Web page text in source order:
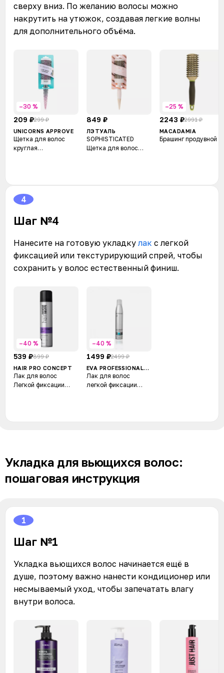
сверху вниз. По желанию волосы можно
накрутить на утюжок, создавая легкие волны
для дополнительного объёма.
–30 %
209 ₽299 ₽
UNICORNS APPROVE
Щетка для волос
круглая
849 ₽
ЛЭТУАЛЬ
SOPHISTICATED
Щетка для волос
–25 %
2243 ₽2991 ₽
MACADAMIA
Брашинг продувной
4
Шаг №4
Нанесите на готовую укладку лак с легкой
фиксацией или текстурирующий спрей, чтобы
сохранить у волос естественный финиш.
–40 %
539 ₽899 ₽
HAIR PRO CONCEPT
Лак для волос
Легкой фиксации
–40 %
1499 ₽2499 ₽
EVA PROFESSIONAL
HAIR CARE
Лак для волос
легкой фиксации
Укладка для вьющихся волос:
пошаговая инструкция
1
Шаг №1
Укладка вьющихся волос начинается ещё в
душе, поэтому важно нанести кондиционер или
несмываемый уход, чтобы запечатать влагу
внутри волоса.